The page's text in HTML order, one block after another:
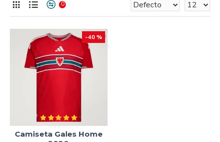
0
-40 %
Camiseta Gales Home